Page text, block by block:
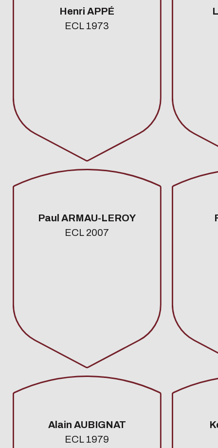
Henri APPÉ
ECL 1973
Paul ARMAU-LEROY
ECL 2007
Alain AUBIGNAT
ECL 1979